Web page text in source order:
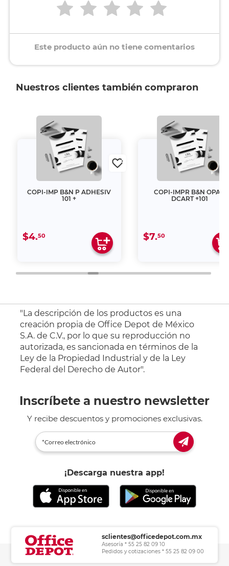
Este producto aún no tiene comentarios
Nuestros clientes también compraron
COPI-IMP B&N P ADHESIV
101 +
$4.50
COPI-IMPR B&N OPALI
DCART +101
$7.50
"La descripción de los productos es una
creación propia de Office Depot de México
S.A. de C.V., por lo que su reproducción no
autorizada, es sancionada en términos de la
Ley de la Propiedad Industrial y de la Ley
Federal del Derecho de Autor".
Inscríbete a nuestro newsletter
Y recibe descuentos y promociones exclusivas.
¡Descarga nuestra app!
sclientes@officedepot.com.mx
Asesoría * 55 25 82 09 10
Pedidos y cotizaciones * 55 25 82 09 00